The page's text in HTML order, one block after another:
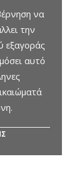
να
την
εξαγοράς
αυτό